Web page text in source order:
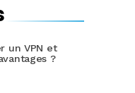
un VPN et
?